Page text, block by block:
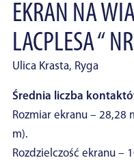
EKRAN NA
LACPLESA “
Ulica Krasta, Ryga
Średnia liczba
Rozmiar ekranu –
m).
Rozdzielczość ekranu –